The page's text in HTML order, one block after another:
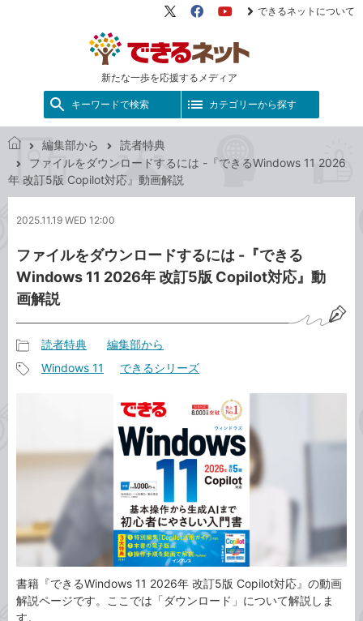
新たな一歩を応援するメディア
X（旧
FacebookYouTube
できるネットについて
キーワードで検索 カテゴリーから探す
で
き
ッ
編集部から
読者特典
ファイルをダウンロードするには -『できるWindows 11 2026
年 改訂5版 Copilot対応』動画解説
2025.11.19 WED 12:00
ファイルをダウンロードするには -『できる
Windows 11 2026年 改訂5版 Copilot対応』動
画解説
事
リ
読者特典 編集部から
Windows 11 できるシリーズ
書籍『できるWindows 11 2026年 改訂5版 Copilot対応』の動画
解説ページです。ここでは「ダウンロード」について解説しま
す。